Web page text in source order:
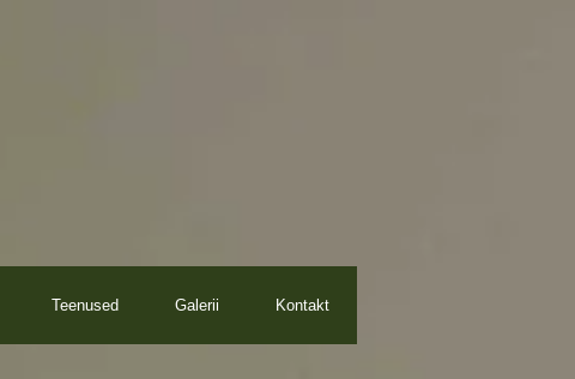
Teenused Galerii Kontakt